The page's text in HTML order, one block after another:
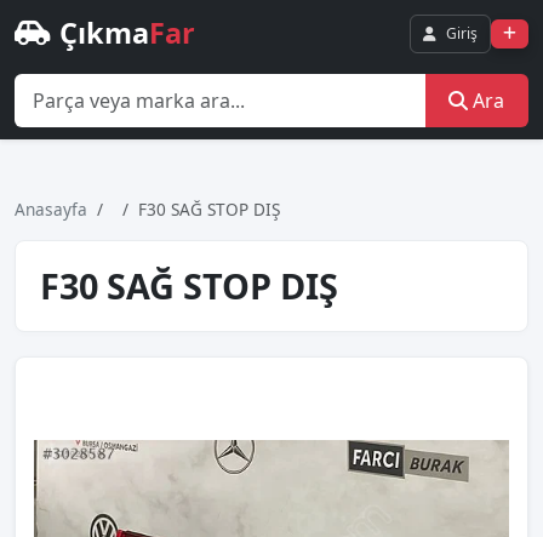
ÇıkmaFar Giriş
Ara
Anasayfa F30 SAĞ STOP DIŞ
F30 SAĞ STOP DIŞ